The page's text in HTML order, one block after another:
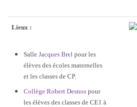
Lieux :
Salle Jacques Brel pour les
élèves des écoles maternelles
et les classes de CP.
Collège Robert Desnos pour
les élèves des classes de CE1 à